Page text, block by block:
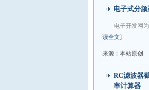
电子式分
电子开发网
读全文]
来源：本站原创
RC滤波器
率计算器